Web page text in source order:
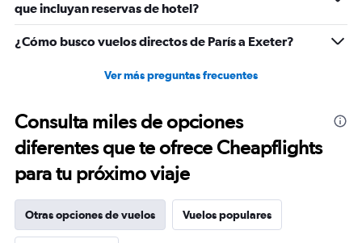
que incluyan reservas de hotel?
¿Cómo busco vuelos directos de París a Exeter?
Ver más preguntas frecuentes
Consulta miles de opciones
diferentes que te ofrece Cheapflights
para tu próximo viaje
Otras opciones de vuelos Vuelos populares